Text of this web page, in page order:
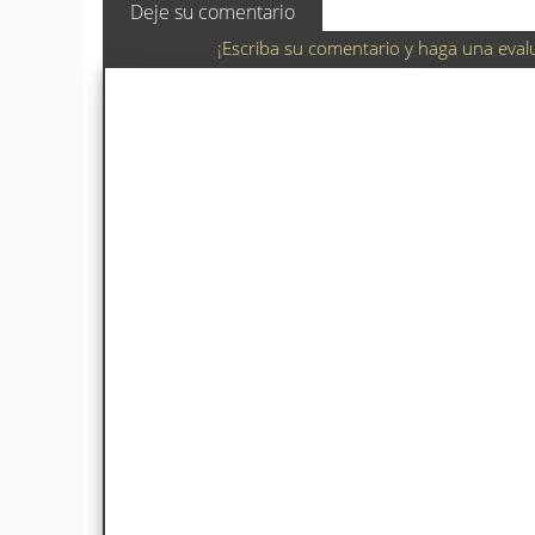
Deje su comentario
¡Escriba su comentario y haga una